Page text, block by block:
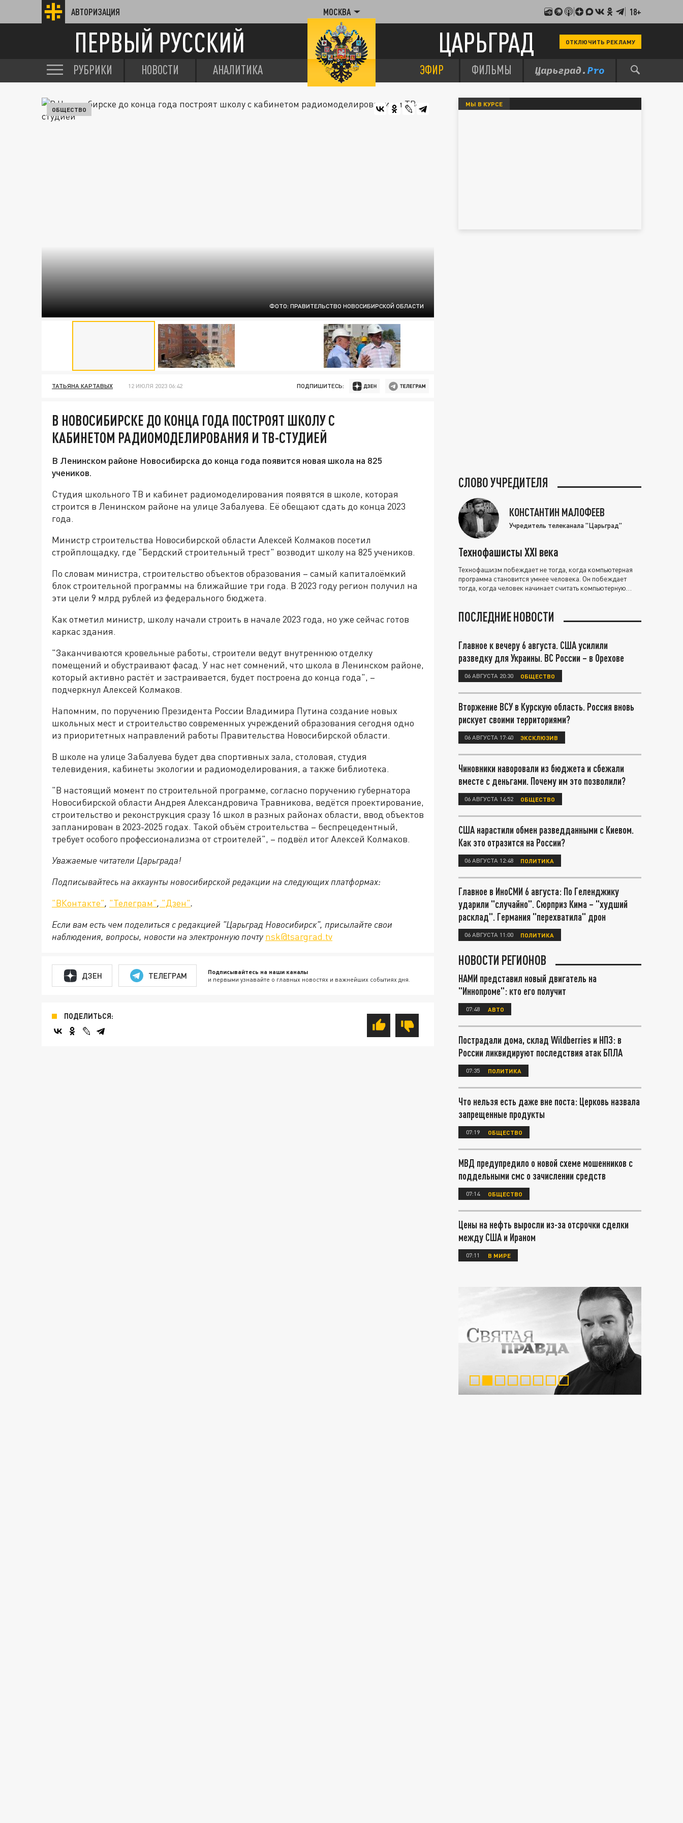
АВТОРИЗАЦИЯ МОСКВА 18+
ПЕРВЫЙ РУССКИЙ ЦАРЬГРАД ОТКЛЮЧИТЬ РЕКЛАМУ
РУБРИКИ НОВОСТИ АНАЛИТИКА ЭФИР ФИЛЬМЫ
ФОТО: ПРАВИТЕЛЬСТВО НОВОСИБИРСКОЙ ОБЛАСТИ
ОБЩЕСТВО
ТАТЬЯНА КАРТАВЫХ 12 ИЮЛЯ 2023 06:42 ПОДПИШИТЕСЬ:
В НОВОСИБИРСКЕ ДО КОНЦА ГОДА ПОСТРОЯТ ШКОЛУ С
КАБИНЕТОМ РАДИОМОДЕЛИРОВАНИЯ И ТВ-СТУДИЕЙ
В Ленинском районе Новосибирска до конца года появится новая школа на 825
учеников.
Студия школьного ТВ и кабинет радиомоделирования появятся в школе, которая
строится в Ленинском районе на улице Забалуева. Её обещают сдать до конца 2023
года.
Министр строительства Новосибирской области Алексей Колмаков посетил
стройплощадку, где "Бердский строительный трест" возводит школу на 825 учеников.
По словам министра, строительство объектов образования – самый капиталоёмкий
блок строительной программы на ближайшие три года. В 2023 году регион получил на
эти цели 9 млрд рублей из федерального бюджета.
Как отметил министр, школу начали строить в начале 2023 года, но уже сейчас готов
каркас здания.
"Заканчиваются кровельные работы, строители ведут внутреннюю отделку
помещений и обустраивают фасад. У нас нет сомнений, что школа в Ленинском районе,
который активно растёт и застраивается, будет построена до конца года", –
подчеркнул Алексей Колмаков.
Напомним, по поручению Президента России Владимира Путина создание новых
школьных мест и строительство современных учреждений образования сегодня одно
из приоритетных направлений работы Правительства Новосибирской области.
В школе на улице Забалуева будет два спортивных зала, столовая, студия
телевидения, кабинеты экологии и радиомоделирования, а также библиотека.
"В настоящий момент по строительной программе, согласно поручению губернатора
Новосибирской области Андрея Александровича Травникова, ведётся проектирование,
строительство и реконструкция сразу 16 школ в разных районах области, ввод объектов
запланирован в 2023-2025 годах. Такой объём строительства – беспрецедентный,
требует особого профессионализма от строителей", – подвёл итог Алексей Колмаков.
Уважаемые читатели Царьграда!
Подписывайтесь на аккаунты новосибирской редакции на следующих платформах:
"ВКонтакте", "Телеграм", "Дзен".
Если вам есть чем поделиться с редакцией "Царьград Новосибирск", присылайте свои
наблюдения, вопросы, новости на электронную почту nsk@tsargrad.tv
ДЗЕН ТЕЛЕГРАМ Подписывайтесь на наши каналы
и первыми узнавайте о главных новостях и важнейших событиях дня.
ПОДЕЛИТЬСЯ:
МЫ В КУРСЕ
СЛОВО УЧРЕДИТЕЛЯ
КОНСТАНТИН МАЛОФЕЕВ
Учредитель телеканала "Царьград"
Технофашисты XXI века
Технофашизм побеждает не тогда, когда компьютерная
программа становится умнее человека. Он побеждает
тогда, когда человек начинает считать компьютерную
ПОСЛЕДНИЕ НОВОСТИ
Главное к вечеру 6 августа. США усилили
разведку для Украины. ВС России – в Орехове
06 АВГУСТА 20:30 ОБЩЕСТВО
Вторжение ВСУ в Курскую область. Россия вновь
рискует своими территориями?
06 АВГУСТА 17:40 ЭКСКЛЮЗИВ
Чиновники наворовали из бюджета и сбежали
вместе с деньгами. Почему им это позволили?
06 АВГУСТА 14:52 ОБЩЕСТВО
США нарастили обмен разведданными с Киевом.
Как это отразится на России?
06 АВГУСТА 12:48 ПОЛИТИКА
Главное в ИноСМИ 6 августа: По Геленджику
ударили "случайно". Сюрприз Кима – "худший
расклад". Германия "перехватила" дрон
06 АВГУСТА 11:00 ПОЛИТИКА
НОВОСТИ РЕГИОНОВ
НАМИ представил новый двигатель на
"Иннопроме": кто его получит
07:48 АВТО
Пострадали дома, склад Wildberries и НПЗ: в
России ликвидируют последствия атак БПЛА
07:35 ПОЛИТИКА
Что нельзя есть даже вне поста: Церковь назвала
запрещенные продукты
07:19 ОБЩЕСТВО
МВД предупредило о новой схеме мошенников с
поддельными смс о зачислении средств
07:14 ОБЩЕСТВО
Цены на нефть выросли из-за отсрочки сделки
между США и Ираном
07:11 В МИРЕ